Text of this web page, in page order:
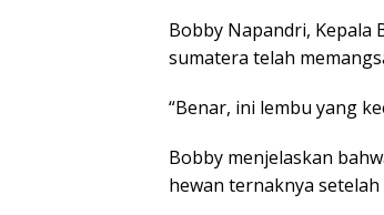
Bobby Napandri, Kepala
sumatera telah
“Benar, ini lembu yang
Bobby menjelaskan
hewan ternaknya